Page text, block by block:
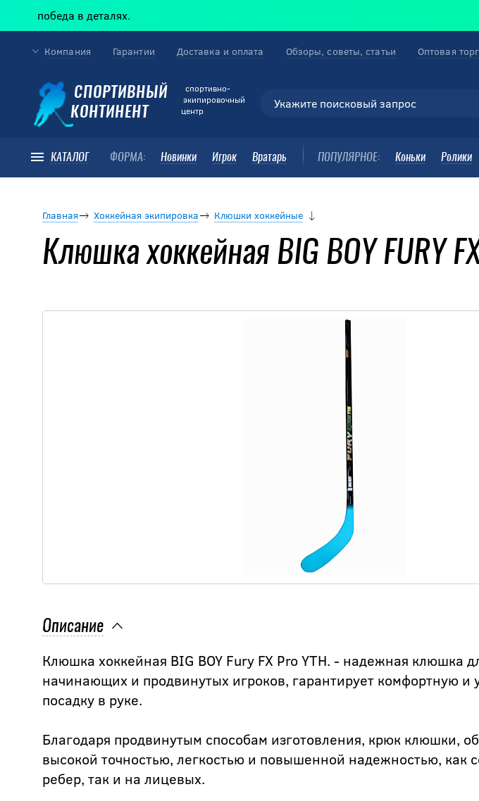
в деталях.
СПОРТИВНЫЙ
КОНТИНЕНТ
cпортивно-
экипировочный
центр
КАТАЛОГ ФОРМА: Новинки Игрок Вратарь ПОПУЛЯРНОЕ: Коньки Ролики
Компания Гарантии Доставка и оплата Обзоры, советы, статьи Оптовая
Главная Хоккейная экипировка Клюшки хоккейные
Клюшка хоккейная BIG BOY FURY
Описание
Клюшка хоккейная BIG BOY Fury FX Pro YTH. - надежная клюшка
начинающих и продвинутых игроков, гарантирует комфортную и
посадку в руке.
Благодаря продвинутым способам изготовления, крюк клюшки,
высокой точностью, легкостью и повышенной надежностью, как
ребер, так и на лицевых.